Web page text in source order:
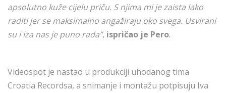
apsolutno kuže cijelu priču. S njima mi je zaista lako
raditi jer se maksimalno angažiraju oko svega. Usvirani
su i iza nas je puno rada”, ispričao je Pero.
Videospot je nastao u produkciji uhodanog tima
Croatia Recordsa, a snimanje i montažu potpisuju Iva